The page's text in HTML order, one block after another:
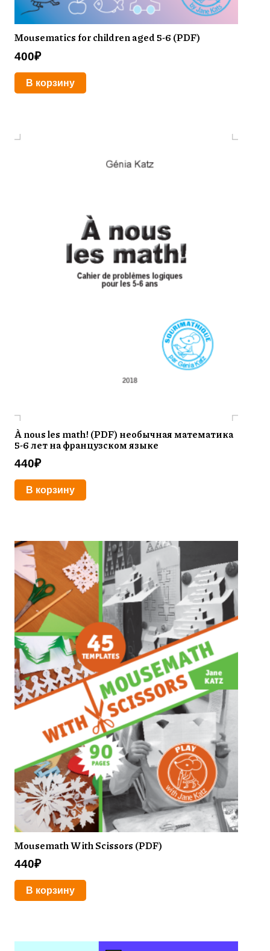
Mousematics for children aged 5-6 (PDF)
400₽
В корзину
À nous les math! (PDF) необычная математика
5-6 лет на французском языке
440₽
В корзину
Mousemath With Scissors (PDF)
440₽
В корзину